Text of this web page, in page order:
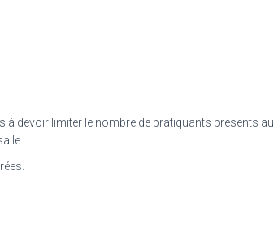
devoir limiter le nombre de pratiquants présents au